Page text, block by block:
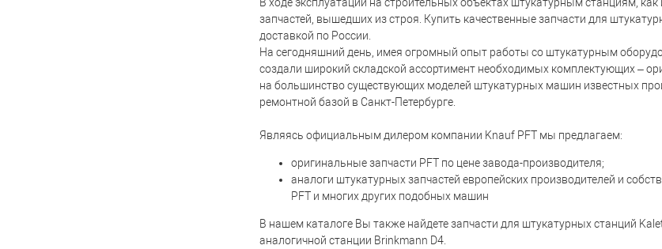
В ходе эксплуатации на строительных объектах штукатурным станциям,
запчастей, вышедших из строя. Купить качественные запчасти для
доставкой по России.
На сегодняшний день, имея огромный опыт работы со штукатурным
создали широкий складской ассортимент необходимых комплектующих –
на большинство существующих моделей штукатурных машин известных
ремонтной базой в Санкт-Петербурге.
Являясь официальным дилером компании Knauf PFT мы предлагаем:
оригинальные запчасти PFT по цене завода-производителя;
аналоги штукатурных запчастей европейских производителей и
PFT и многих других подобных машин
В нашем каталоге Вы также найдете запчасти для штукатурных станций
аналогичной станции Brinkmann D4.